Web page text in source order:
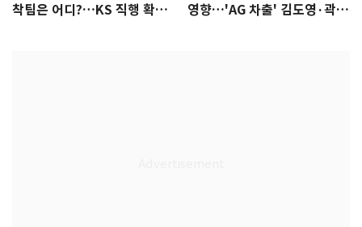
착팀은 어디?…KS 직행 확률
영향…'AG 차출' 김도영·곽빈